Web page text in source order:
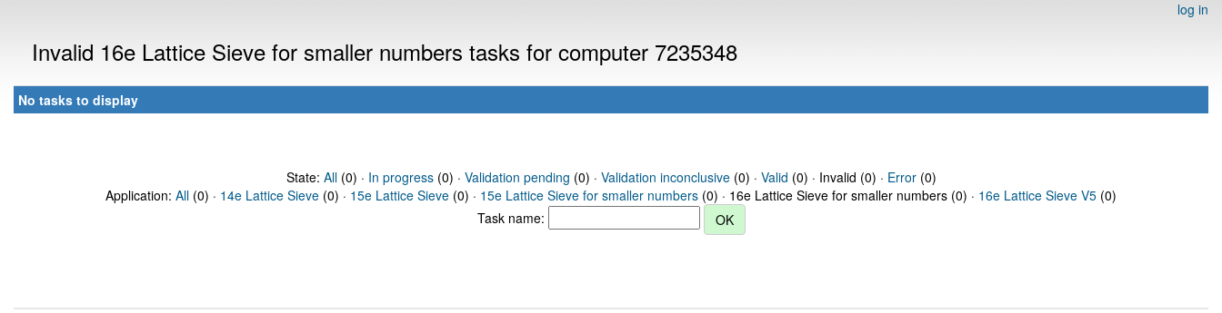
log in
Invalid 16e Lattice Sieve for smaller numbers tasks for computer 7235348
No tasks to display
State: All(0) · In progress(0) · Validation pending (0) · Validation inconclusive(0) · Valid (0) · Invalid (0) · Error(0)
Application: All (0) · 14e Lattice Sieve (0) · 15e Lattice Sieve (0) · 15e Lattice Sieve for smaller numbers (0) · 16e Lattice Sieve for smaller numbers (0) · 16e Lattice Sieve V5 (0)
Task name: